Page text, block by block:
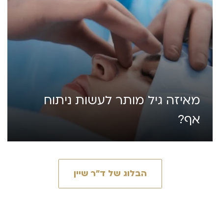
מאיזה גיל מותר לעשות ניתוח
אף?
הבלוג של ד״ר שיין